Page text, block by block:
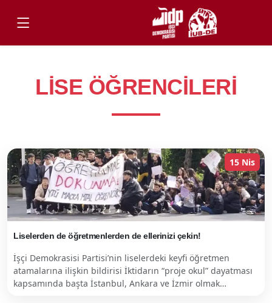
LISE ÖĞRENCILERI
15 Nis
Liselerden de öğretmenlerden de ellerinizi çekin!
İşçi Demokrasisi Partisi’nin liselerdeki keyfi öğretmen
atamalarına ilişkin bildirisi İktidarın “proje okul” dayatması
kapsamında başta İstanbul, Ankara ve İzmir olmak…